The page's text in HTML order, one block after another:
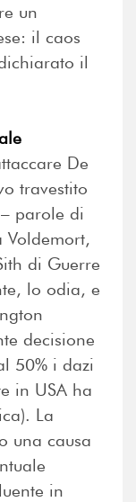
un
il caos
il
De
travestito
parole di
Voldemort,
di Guerre
lo odia, e
decisione
50% i dazi
in USA ha
La
una causa
in